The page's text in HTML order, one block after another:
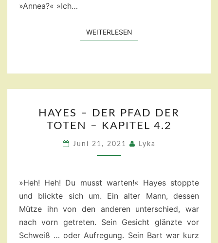
»Annea?« »Ich…
WEITERLESENWEITERLESEN
–
DER
PFAD
DER
–
KAPITEL
4.2
HAYES – DER PFAD DER
TOTEN – KAPITEL 4.2
Juni 21, 2021 Lyka
»Heh! Heh! Du musst warten!« Hayes stoppte
und blickte sich um. Ein alter Mann, dessen
Mütze ihn von den anderen unterschied, war
nach vorn getreten. Sein Gesicht glänzte vor
Schweiß … oder Aufregung. Sein Bart war kurz